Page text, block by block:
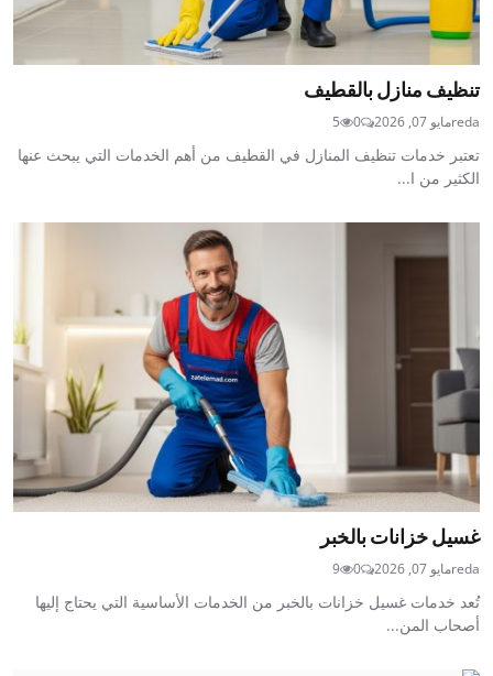
تنظيف منازل بالقطيف
redaمايو 07, 2026 0
5
تعتبر خدمات تنظيف المنازل في القطيف من أهم الخدمات التي يبحث عنها
الكثير من ا...
غسيل خزانات بالخبر
redaمايو 07, 2026 0
9
تُعد خدمات غسيل خزانات بالخبر من الخدمات الأساسية التي يحتاج إليها
أصحاب المن...